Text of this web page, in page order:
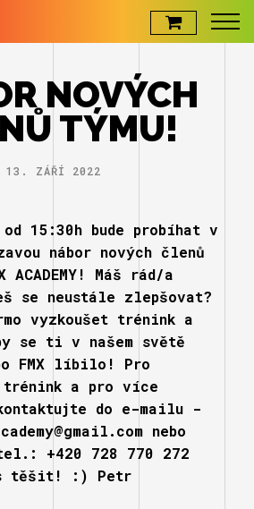
PETR PILÁT
NOVÝCH
TÝMU!
13. ZÁŘÍ 2022
15:30h bude probíhat v
nábor nových členů
ACADEMY! Máš rád/a
se neustále zlepšovat?
vyzkoušet trénink a
se ti v našem světě
FMX líbilo! Pro
a pro více
do e-mailu -
nebo
+420 728 770 272
těšit! :) Petr